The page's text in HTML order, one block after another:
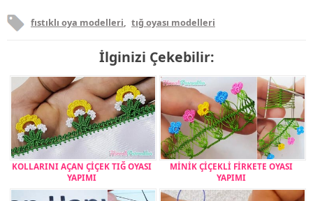
fıstıklı oya modelleri, tığ oyası modelleri
İlginizi Çekebilir:
KOLLARINI AÇAN ÇİÇEK TIĞ OYASI
YAPIMI
MİNİK ÇİÇEKLİ FİRKETE OYASI
YAPIMI